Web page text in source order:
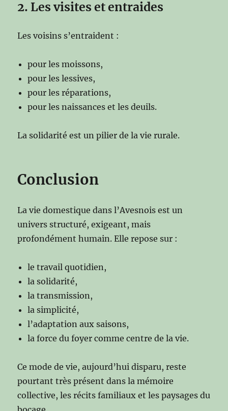
2. Les visites et entraides
Les voisins s’entraident :
pour les moissons,
pour les lessives,
pour les réparations,
pour les naissances et les deuils.
La solidarité est un pilier de la vie rurale.
Conclusion
La vie domestique dans l’Avesnois est un
univers structuré, exigeant, mais
profondément humain. Elle repose sur :
le travail quotidien,
la solidarité,
la transmission,
la simplicité,
l’adaptation aux saisons,
la force du foyer comme centre de la vie.
Ce mode de vie, aujourd’hui disparu, reste
pourtant très présent dans la mémoire
collective, les récits familiaux et les paysages du